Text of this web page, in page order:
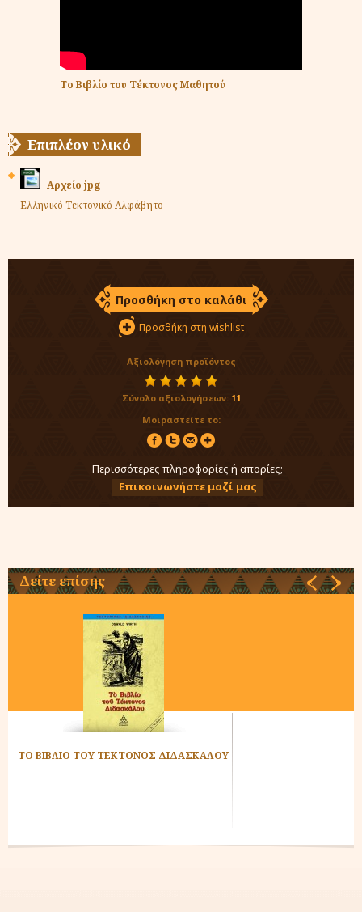
Το Βιβλίο του Τέκτονος Μαθητού
Επιπλέον υλικό
Αρχείο jpg
Ελληνικό Τεκτονικό Αλφάβητο
Προσθήκη στο καλάθι
Προσθήκη στη wishlist
Αξιολόγηση προϊόντος
Σύνολο αξιολογήσεων: 11
Μοιραστείτε το:
Περισσότερες πληροφορίες ή απορίες;
Επικοινωνήστε μαζί μας
Δείτε επίσης
ΤΟ ΒΙΒΛΙΟ ΤΟΥ ΤΕΚΤΟΝΟΣ ΔΙΔΑΣΚΑΛΟΥ
‹ ›